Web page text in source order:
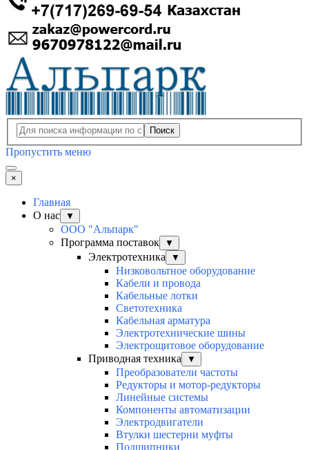
Поиск
Пропустить меню
×
Главная
О нас
▼
ООО "Альпарк"
Программа поставок
▼
Электротехника ▼
Низковольтное оборудование
Кабели и провода
Кабельные лотки
Светотехника
Кабельная арматура
Электротехнические шины
Электрощитовое оборудование
Приводная техника
▼
Преобразователи частоты
Редукторы и мотор-редукторы
Линейные системы
Компоненты автоматизации
Электродвигатели
Втулки шестерни муфты
Подшипники